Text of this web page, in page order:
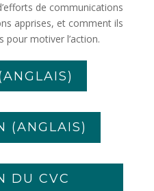
de communications
apprises, et comment ils
pour motiver l’action.
(ANGLAIS)
DU CVC